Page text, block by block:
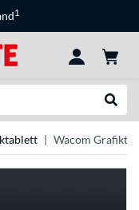
1
Wacom